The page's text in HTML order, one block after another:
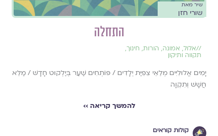
שיר מאת
שורי חזן
התחלה
//אלול, אמונה, הורות, חינוך,
תקווה ותיקון
יָמִים אֱלוּלִיִּים מְלֵאֵי צִפִּיַּת יְלָדִים / פּוֹתְחִים שַׁעַר בְּיַלְקוּט חָדָשׁ / מַלֵּא
חֲשָׁשׁ וְתִקְוָה
להמשך קריאה ››
קולות קוראים